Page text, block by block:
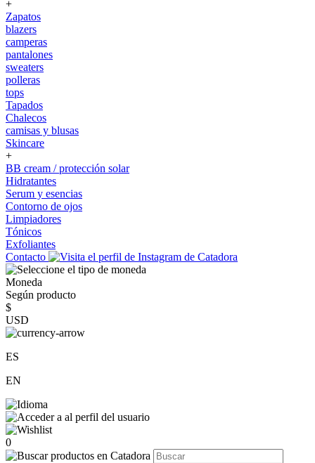
+
Zapatos
blazers
camperas
pantalones
sweaters
polleras
tops
Tapados
Chalecos
camisas y blusas
Skincare
+
BB cream / protección solar
Hidratantes
Serum y esencias
Contorno de ojos
Limpiadores
Tónicos
Exfoliantes
Contacto
Moneda
Según producto
$
USD
ES
EN
0